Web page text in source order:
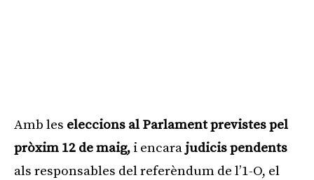
Amb les eleccions al Parlament previstes pel
pròxim 12 de maig, i encara judicis pendents
als responsables del referèndum de l’1-O, el